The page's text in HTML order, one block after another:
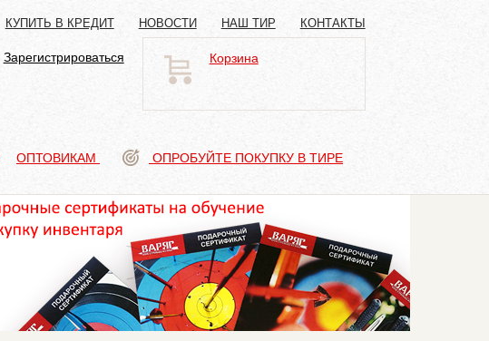
КУПИТЬ В КРЕДИТ НОВОСТИ НАШ ТИР КОНТАКТЫ
Зарегистрироваться Корзина
ОПТОВИКАМ ОПРОБУЙТЕ ПОКУПКУ В ТИРЕ